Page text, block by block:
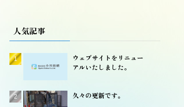
人気記事
ウェブサイトをリニュー
アルいたしました。
久々の更新です。